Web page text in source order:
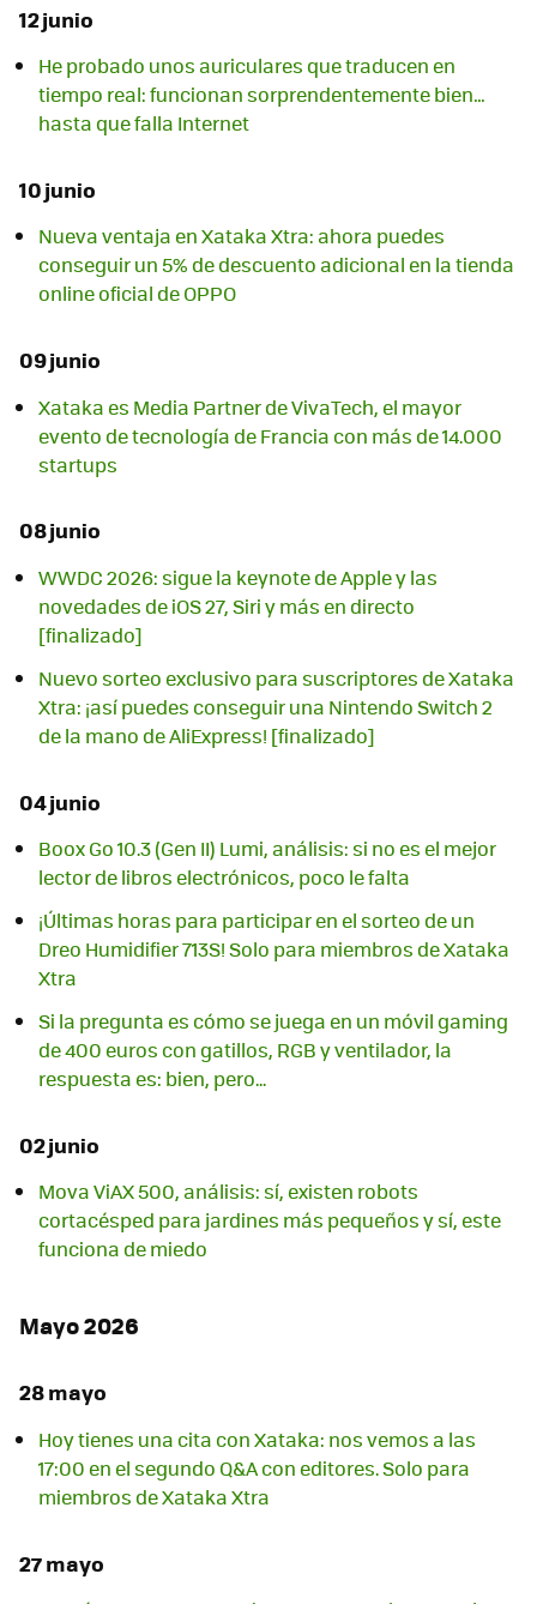
12 junio
He probado unos auriculares que traducen en
tiempo real: funcionan sorprendentemente bien…
hasta que falla Internet
10 junio
Nueva ventaja en Xataka Xtra: ahora puedes
conseguir un 5% de descuento adicional en la tienda
online oficial de OPPO
09 junio
Xataka es Media Partner de VivaTech, el mayor
evento de tecnología de Francia con más de 14.000
startups
08 junio
WWDC 2026: sigue la keynote de Apple y las
novedades de iOS 27, Siri y más en directo
[finalizado]
Nuevo sorteo exclusivo para suscriptores de Xataka
Xtra: ¡así puedes conseguir una Nintendo Switch 2
de la mano de AliExpress! [finalizado]
04 junio
Boox Go 10.3 (Gen II) Lumi, análisis: si no es el mejor
lector de libros electrónicos, poco le falta
¡Últimas horas para participar en el sorteo de un
Dreo Humidifier 713S! Solo para miembros de Xataka
Xtra
Si la pregunta es cómo se juega en un móvil gaming
de 400 euros con gatillos, RGB y ventilador, la
respuesta es: bien, pero...
02 junio
Mova ViAX 500, análisis: sí, existen robots
cortacésped para jardines más pequeños y sí, este
funciona de miedo
Mayo 2026
28 mayo
Hoy tienes una cita con Xataka: nos vemos a las
17:00 en el segundo Q&A con editores. Solo para
miembros de Xataka Xtra
27 mayo